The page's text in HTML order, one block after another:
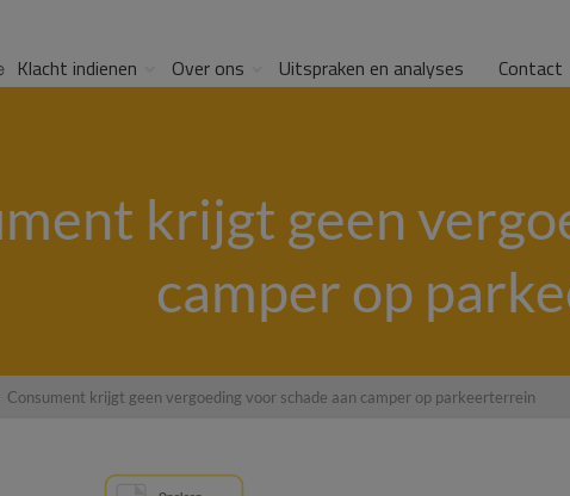
Klacht indienen Over ons Uitspraken en analyses Contact
krijgt geen
camper op
Consument krijgt geen vergoeding voor schade aan camper op parkeerterrein